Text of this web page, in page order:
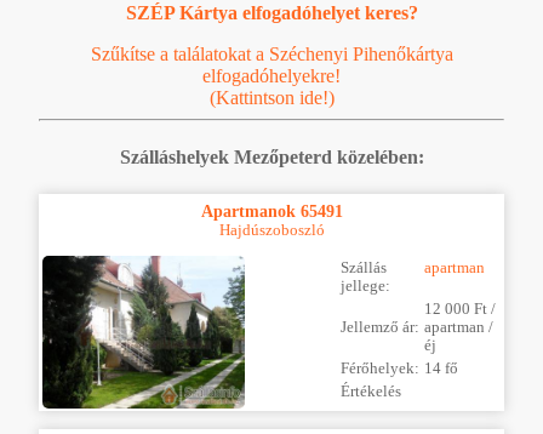
SZÉP Kártya elfogadóhelyet keres?
Szűkítse a találatokat a Széchenyi Pihenőkártya
elfogadóhelyekre!
(Kattintson ide!)
Szálláshelyek Mezőpeterd közelében:
Apartmanok 65491
Hajdúszoboszló
Szállás
jellege:
apartman
Jellemző ár:
12 000 Ft /
apartman /
éj
Férőhelyek: 14 fő
Értékelés